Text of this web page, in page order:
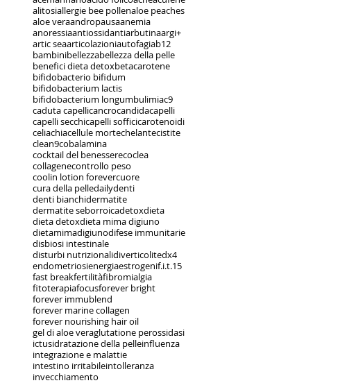
alitosiallergie bee pollenaloe peaches
aloe veraandropausaanemia
anoressiaantiossidantiarbutinaargi+
artic seaarticolazioniautofagiab12
bambinibellezzabellezza della pelle
benefici dieta detoxbetacarotene
bifidobacterio bifidum
bifidobacterium lactis
bifidobacterium longumbulimiac9
caduta capellicancrocandidacapelli
capelli secchicapelli sofficicarotenoidi
celiachiacellule mortechelantecistite
clean9cobalamina
cocktail del benesserecoclea
collagenecontrollo peso
coolin lotion forevercuore
cura della pelledailydenti
denti bianchidermatite
dermatite seborroicadetoxdieta
dieta detoxdieta mima digiuno
dietamimadigiunodifese immunitarie
disbiosi intestinale
disturbi nutrizionalidiverticolitedx4
endometriosienergiaestrogenif.i.t.15
fast breakfertilitàfibromialgia
fitoterapiafocusforever bright
forever immublend
forever marine collagen
forever nourishing hair oil
gel di aloe veraglutatione perossidasi
ictusidratazione della pelleinfluenza
integrazione e malattie
intestino irritabileintolleranza
invecchiamento